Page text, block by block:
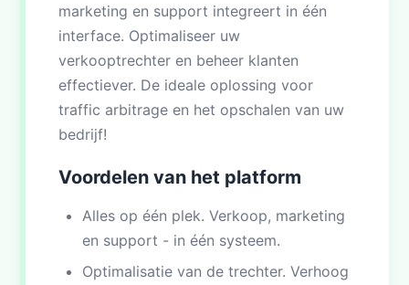
marketing en support integreert in één
interface. Optimaliseer uw
verkooptrechter en beheer klanten
effectiever. De ideale oplossing voor
traffic arbitrage en het opschalen van uw
bedrijf!
Voordelen van het platform
Alles op één plek. Verkoop, marketing
en support - in één systeem.
Optimalisatie van de trechter. Verhoog